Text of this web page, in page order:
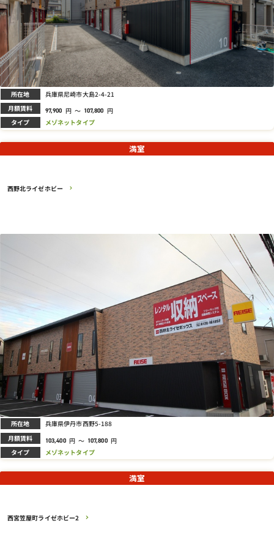
所在地 兵庫県尼崎市大島2-4-21
月額賃料 97,900 円 ～ 107,800 円
タイプ メゾネットタイプ
西野北ライゼホビー
満室
所在地 兵庫県伊丹市西野5-188
月額賃料 103,400 円 ～ 107,800 円
タイプ メゾネットタイプ
西宮笠屋町ライゼホビー2
満室